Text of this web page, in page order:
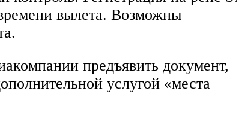
вылета. Возможны
предъявить документ,
услугой «места